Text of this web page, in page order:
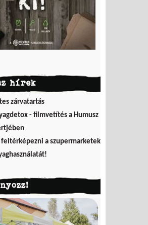
hírek
zárvatartás
- filmvetítés a Humusz
feltérképezni a szupermarketek